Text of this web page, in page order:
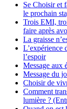
Se Choisir et
le prochain
Trois EMI,
faire après
La graisse
L’expérience
l’espoir
Message aux
Message du
Choisir de
Comment
lumière ?